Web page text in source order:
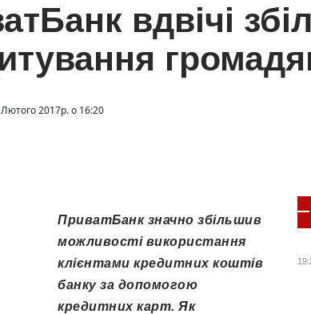
вдвічі
2017р. о 16:20
ПриватБанк значно збільшив
можливості використання
клієнтами кредитних коштів
банку за допомогою
кредитних карт. Як